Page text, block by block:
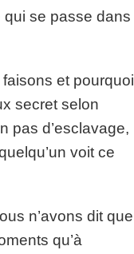
qui se passe dans
et pourquoi
secret selon
pas d’esclavage,
voit ce
n’avons dit que
qu’à